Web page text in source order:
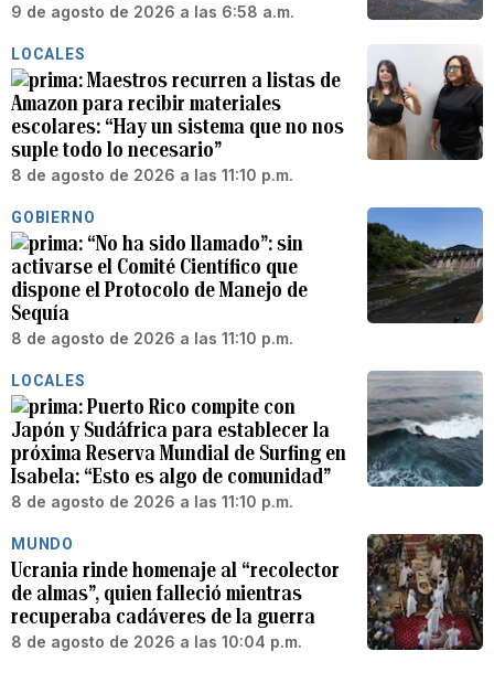
9 de agosto de 2026 a las 6:58 a.m.
LOCALES
Maestros recurren a listas de
Amazon para recibir materiales
escolares: “Hay un sistema que no nos
suple todo lo necesario”
8 de agosto de 2026 a las 11:10 p.m.
GOBIERNO
“No ha sido llamado”: sin
activarse el Comité Científico que
dispone el Protocolo de Manejo de
Sequía
8 de agosto de 2026 a las 11:10 p.m.
LOCALES
Puerto Rico compite con
Japón y Sudáfrica para establecer la
próxima Reserva Mundial de Surfing en
Isabela: “Esto es algo de comunidad”
8 de agosto de 2026 a las 11:10 p.m.
MUNDO
Ucrania rinde homenaje al “recolector
de almas”, quien falleció mientras
recuperaba cadáveres de la guerra
8 de agosto de 2026 a las 10:04 p.m.